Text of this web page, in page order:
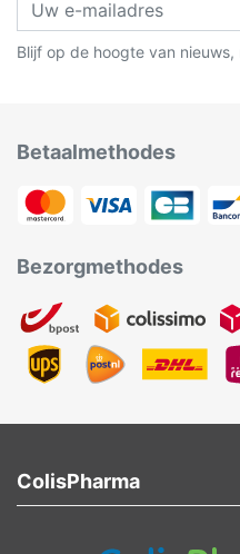
Blijf op de hoogte van
Betaalmethodes
Bezorgmethodes
ColisPharma